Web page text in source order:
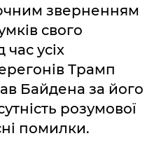
зверненням
свого
усіх
Трамп
Байдена за його
розумової
помилки.